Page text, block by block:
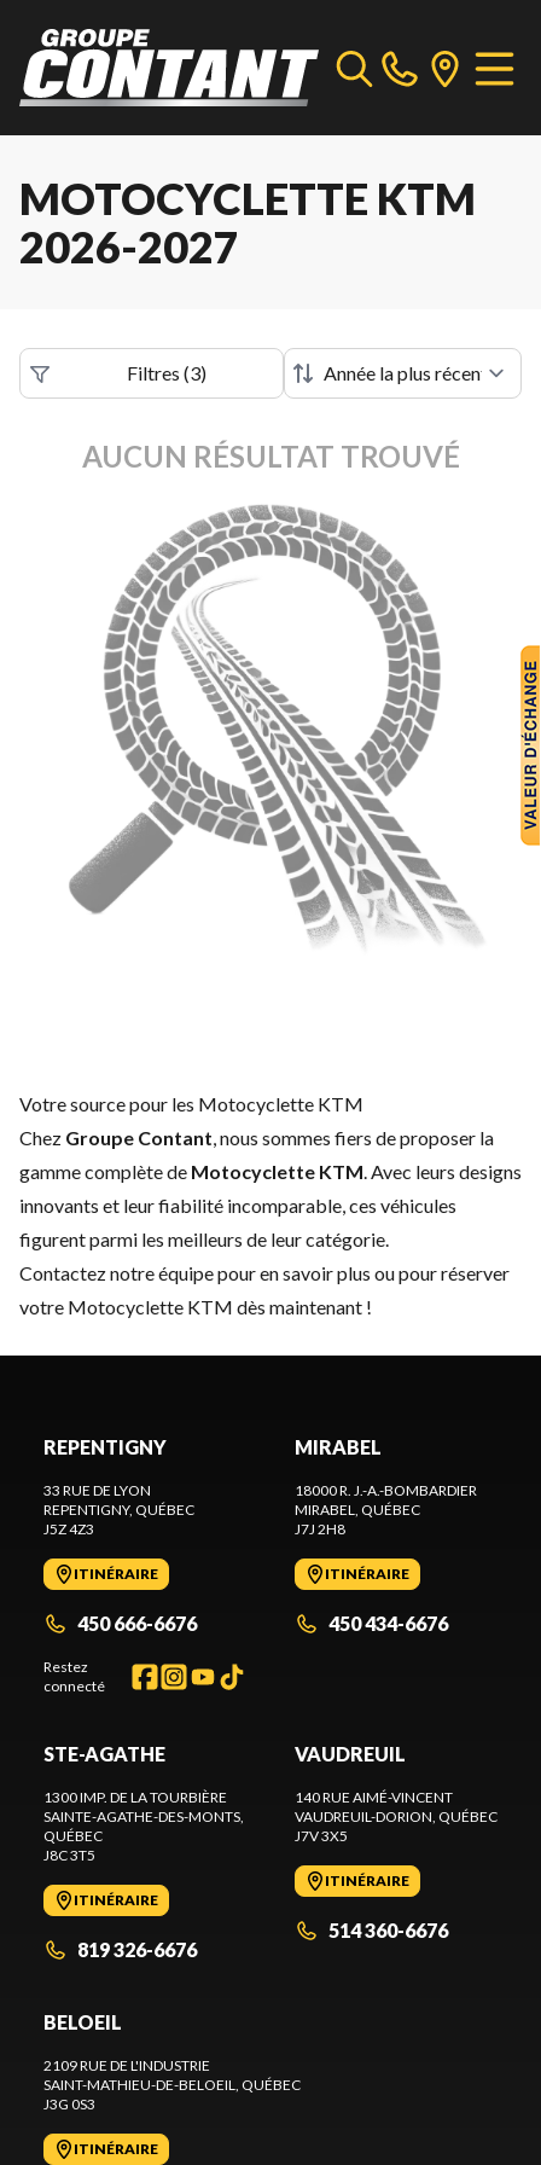
MOTOCYCLETTE KTM
2026-2027
Filtres (3)
AUCUN RÉSULTAT TROUVÉ
Votre source pour les Motocyclette KTM
Chez Groupe Contant, nous sommes fiers de proposer la
gamme complète de Motocyclette KTM. Avec leurs designs
innovants et leur fiabilité incomparable, ces véhicules
figurent parmi les meilleurs de leur catégorie.
Contactez notre équipepour en savoir plus ou pour réserver
votre Motocyclette KTM dès maintenant !
REPENTIGNY
33 RUE DE LYON
REPENTIGNY, QUÉBEC
J5Z 4Z3
ITINÉRAIRE
450 666-6676
Restez
connecté
MIRABEL
18000 R. J.-A.-BOMBARDIER
MIRABEL, QUÉBEC
J7J 2H8
ITINÉRAIRE
450 434-6676
STE-AGATHE
1300 IMP. DE LA TOURBIÈRE
SAINTE-AGATHE-DES-MONTS,
QUÉBEC
J8C 3T5
ITINÉRAIRE
819 326-6676
VAUDREUIL
140 RUE AIMÉ-VINCENT
VAUDREUIL-DORION, QUÉBEC
J7V 3X5
ITINÉRAIRE
514 360-6676
BELOEIL
2109 RUE DE L'INDUSTRIE
SAINT-MATHIEU-DE-BELOEIL, QUÉBEC
J3G 0S3
ITINÉRAIRE